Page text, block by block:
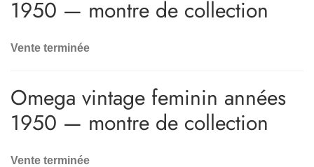
1950 — montre de collection
Vente terminée
Omega vintage feminin années
1950 — montre de collection
Vente terminée